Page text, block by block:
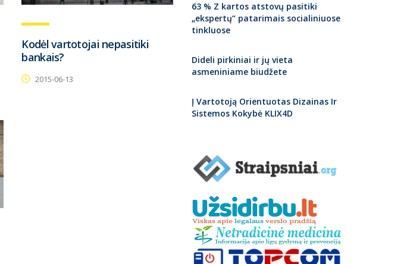
Kodėl vartotojai nepasitiki
bankais?
2015-06-13
63 % Z kartos atstovų pasitiki
„ekspertų“ patarimais socialiniuose
tinkluose
Dideli pirkiniai ir jų vieta
asmeniniame biudžete
Į Vartotoją Orientuotas Dizainas Ir
Sistemos Kokybė KLIX4D